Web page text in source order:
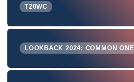
T20WC
LOOKBACK 2024: COMMON ONE